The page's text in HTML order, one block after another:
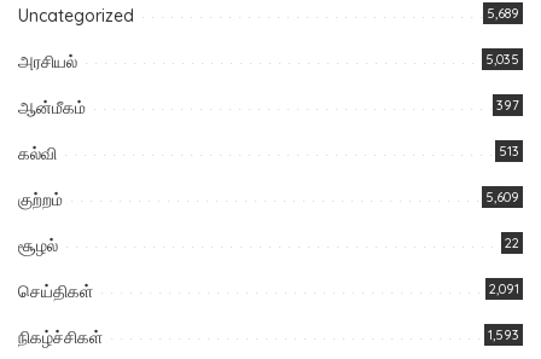
Uncategorized 5,689
அரசியல் 5,035
ஆன்மீகம் 397
கல்வி 513
குற்றம் 5,609
சூழல் 22
செய்திகள் 2,091
நிகழ்ச்சிகள் 1,593